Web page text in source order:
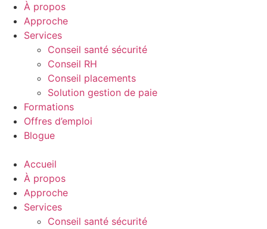
À propos
Approche
Services
Conseil santé sécurité
Conseil RH
Conseil placements
Solution gestion de paie
Formations
Offres d’emploi
Blogue
Accueil
À propos
Approche
Services
Conseil santé sécurité